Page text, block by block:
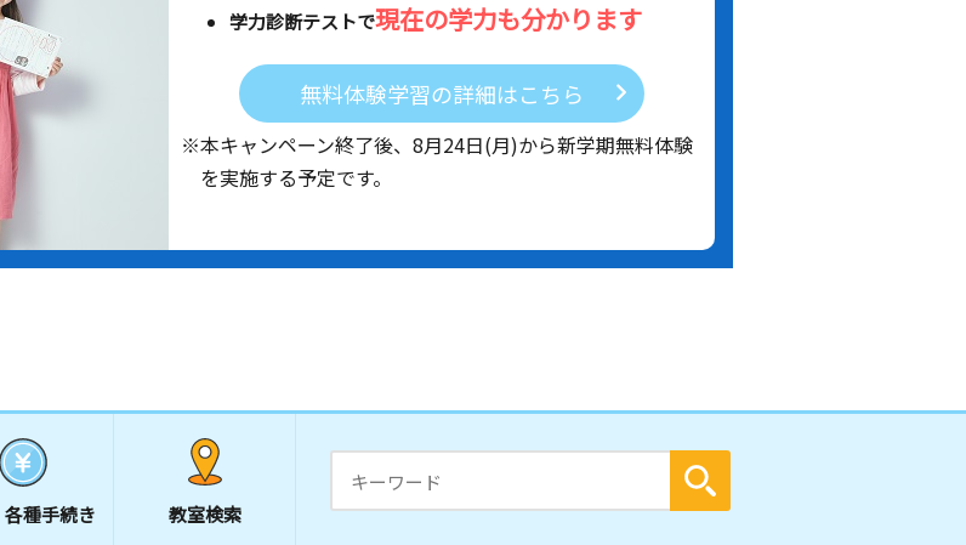
学力診断テストで現在の学力も分かります
無料体験学習の詳細はこちら
※本キャンペーン終了後、 8月24日(月)から新学期無料体験
を実施する予定です。
各種手続き 教室検索